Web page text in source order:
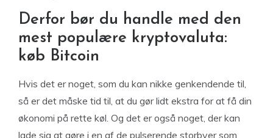
Derfor bør du handle med den
mest populære kryptovaluta:
køb Bitcoin
Hvis det er noget, som du kan nikke genkendende til,
så er det måske tid til, at du gør lidt ekstra for at få din
økonomi på rette køl. Og det er også noget, der kan
lade sig at gøre i en af de pulserende storbyer som